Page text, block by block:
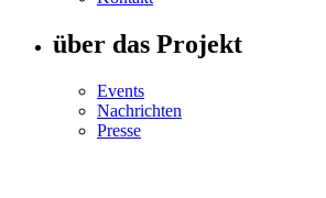
über das Projekt
Events
Nachrichten
Presse